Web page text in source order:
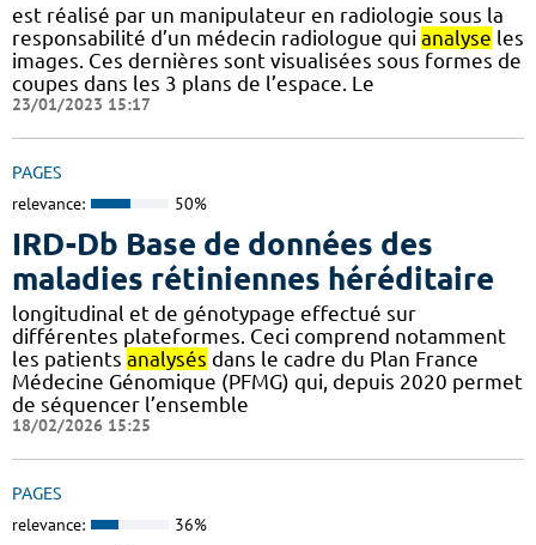
est réalisé par un manipulateur en radiologie sous la
responsabilité d’un médecin radiologue qui analyse les
images. Ces dernières sont visualisées sous formes de
coupes dans les 3 plans de l’espace. Le
23/01/2023 15:17
PAGES
relevance: 50%
IRD-Db Base de données des
maladies rétiniennes héréditaire
longitudinal et de génotypage effectué sur
différentes plateformes. Ceci comprend notamment
les patients analysés dans le cadre du Plan France
Médecine Génomique (PFMG) qui, depuis 2020 permet
de séquencer l’ensemble
18/02/2026 15:25
PAGES
relevance: 36%